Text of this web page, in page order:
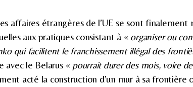
affaires étrangères de l’UE se sont finalement
aux pratiques consistant à « organiser ou
qui facilitent le franchissement illégal des
avec le Belarus « pourrait durer des mois, voire
acté la construction d’un mur à sa frontière